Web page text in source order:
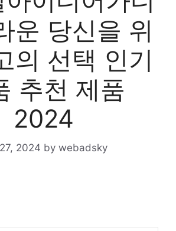
운 당신을 위
의 선택 인기
추천 제품
2024
2024 by webadsky